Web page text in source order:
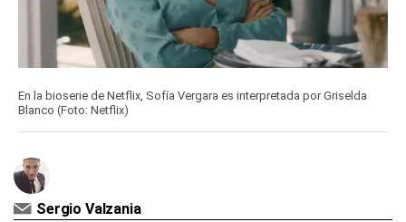
En la bioserie de Netflix, Sofía Vergara es interpretada por Griselda
Blanco (Foto: Netflix)
Sergio Valzania